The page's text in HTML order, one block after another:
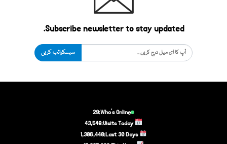
Subscribe newsletter to stay updated.
سبسکرائب کریں
Who's Online:
29
Visits Today:
43,548
Last 30 Days:
1,306,440